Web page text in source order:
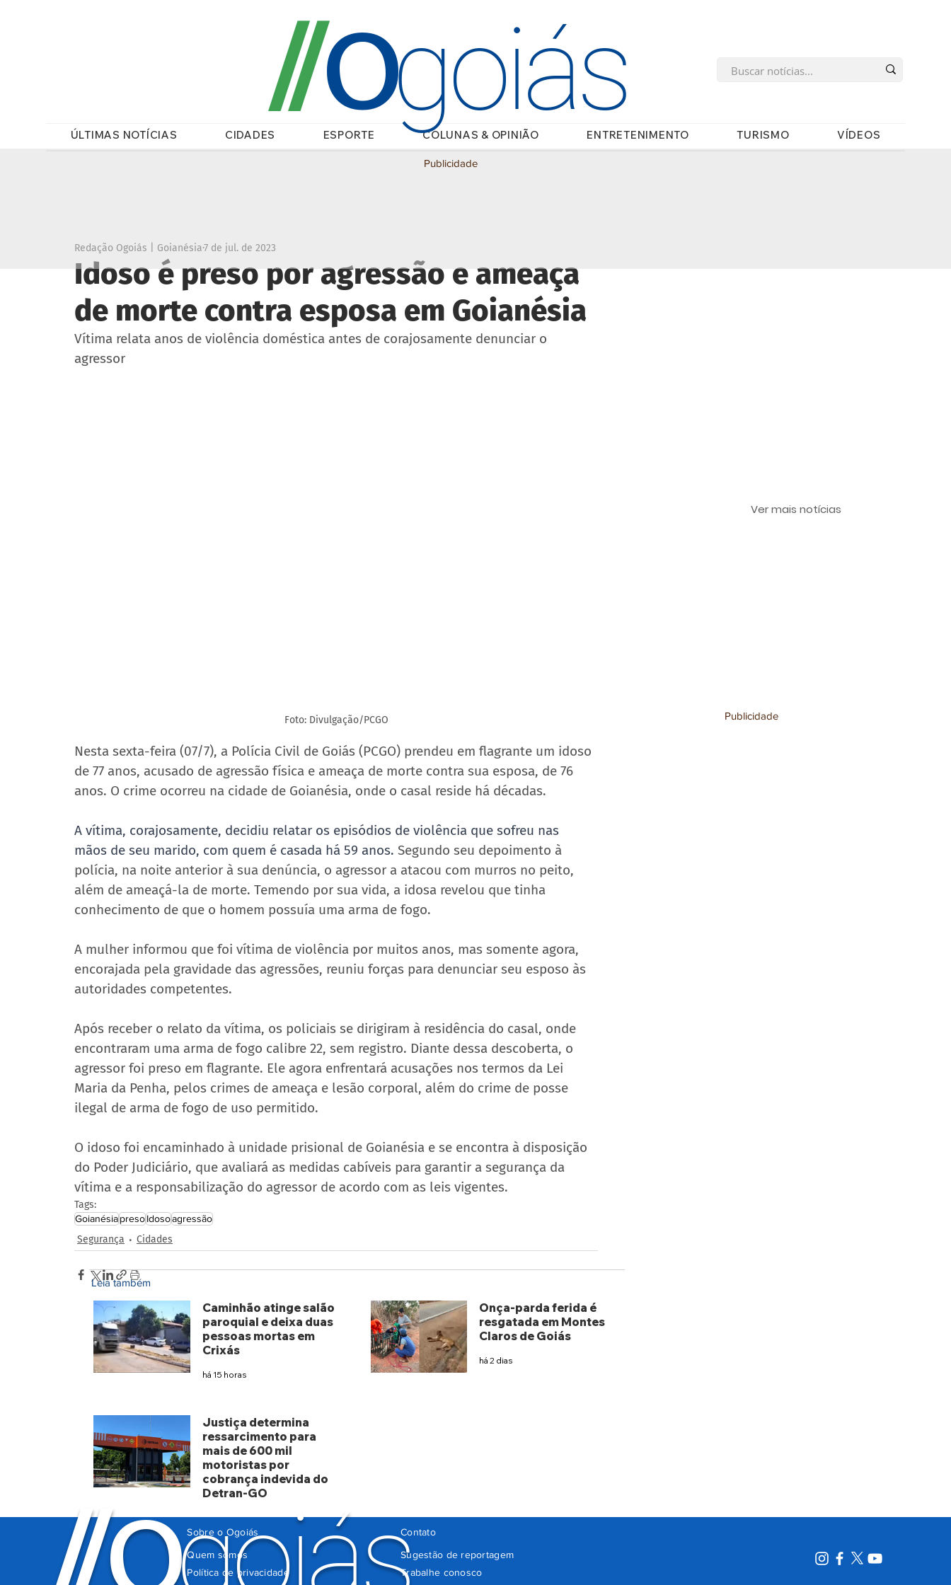
ÚLTIMAS NOTÍCIAS CIDADES ESPORTE COLUNAS & OPINIÃO ENTRETENIMENTO TURISMO VÍDEOS
//Ogoiás
Idoso é preso por agressão e ameaça
de morte contra esposa em Goianésia
Redação Ogoiás | Goianésia7 de jul. de 2023
Vítima relata anos de violência doméstica antes de corajosamente denunciar o
agressor
Foto: Divulgação/PCGO
Nesta sexta-feira (07/7), a Polícia Civil de Goiás (PCGO) prendeu em flagrante um idoso
de 77 anos, acusado de agressão física e ameaça de morte contra sua esposa, de 76
anos. O crime ocorreu na cidade de Goianésia, onde o casal reside há décadas.
A vítima, corajosamente, decidiu relatar os episódios de violência que sofreu nas
mãos de seu marido, com quem é casada há 59 anos. Segundo seu depoimento à
polícia, na noite anterior à sua denúncia, o agressor a atacou com murros no peito,
além de ameaçá-la de morte. Temendo por sua vida, a idosa revelou que tinha
conhecimento de que o homem possuía uma arma de fogo.
A mulher informou que foi vítima de violência por muitos anos, mas somente agora,
encorajada pela gravidade das agressões, reuniu forças para denunciar seu esposo às
autoridades competentes.
Após receber o relato da vítima, os policiais se dirigiram à residência do casal, onde
encontraram uma arma de fogo calibre 22, sem registro. Diante dessa descoberta, o
agressor foi preso em flagrante. Ele agora enfrentará acusações nos termos da Lei
Maria da Penha, pelos crimes de ameaça e lesão corporal, além do crime de posse
ilegal de arma de fogo de uso permitido.
O idoso foi encaminhado à unidade prisional de Goianésia e se encontra à disposição
do Poder Judiciário, que avaliará as medidas cabíveis para garantir a segurança da
vítima e a responsabilização do agressor de acordo com as leis vigentes.
Tags:
GoianésiapresoIdosoagressão
Segurança Cidades
Publicidade
Publicidade
Ver mais notícias
Leia também
Caminhão atinge salão
paroquial e deixa duas
pessoas mortas em
Crixás
há 15 horas
Onça-parda ferida é
resgatada em Montes
Claros de Goiás
há 2 dias
Justiça determina
ressarcimento para
mais de 600 mil
motoristas por
cobrança indevida do
Detran-GO
há 4 dias
//Ogoiás
Quem somos
Sugestão de reportagem
Trabalhe conosco
Política de privacidade
Contato
Sobre o Ogoiás